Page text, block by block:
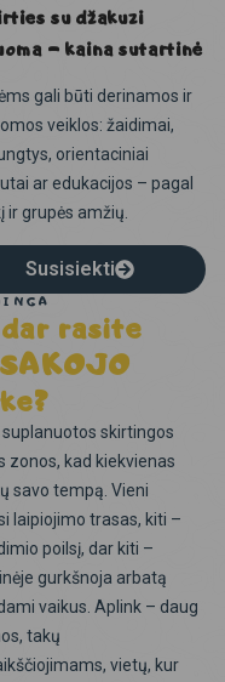
su džakuzi
– kaina sutartinė
gali būti derinamos ir
veiklos: žaidimai,
orientaciniai
ar edukacijos – pagal
ir grupės amžių.
Susisiekti
rasite
suplanuotos skirtingos
zonos, kad kiekvienas
savo tempą. Vieni
laipiojimo trasas, kiti –
poilsį, dar kiti –
gurkšnoja arbatą
vaikus. Aplink – daug
takų
vietų, kur